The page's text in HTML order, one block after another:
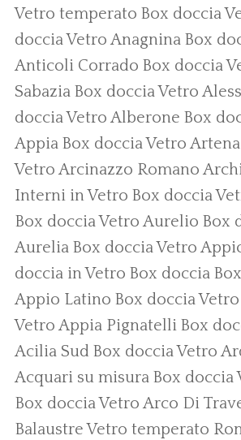
Vetro temperato Box doccia
doccia Vetro Anagnina Box
Anticoli Corrado Box doccia
Sabazia Box doccia Vetro
doccia Vetro Alberone Box
Appia Box doccia Vetro Artena
Vetro Arcinazzo Romano
Interni in Vetro Box doccia
Box doccia Vetro Aurelio Box
Aurelia Box doccia Vetro
doccia in Vetro Box doccia
Appio Latino Box doccia Vetro
Vetro Appia Pignatelli Box
Acilia Sud Box doccia Vetro
Acquari su misura Box doccia
Box doccia Vetro Arco Di
Balaustre Vetro temperato